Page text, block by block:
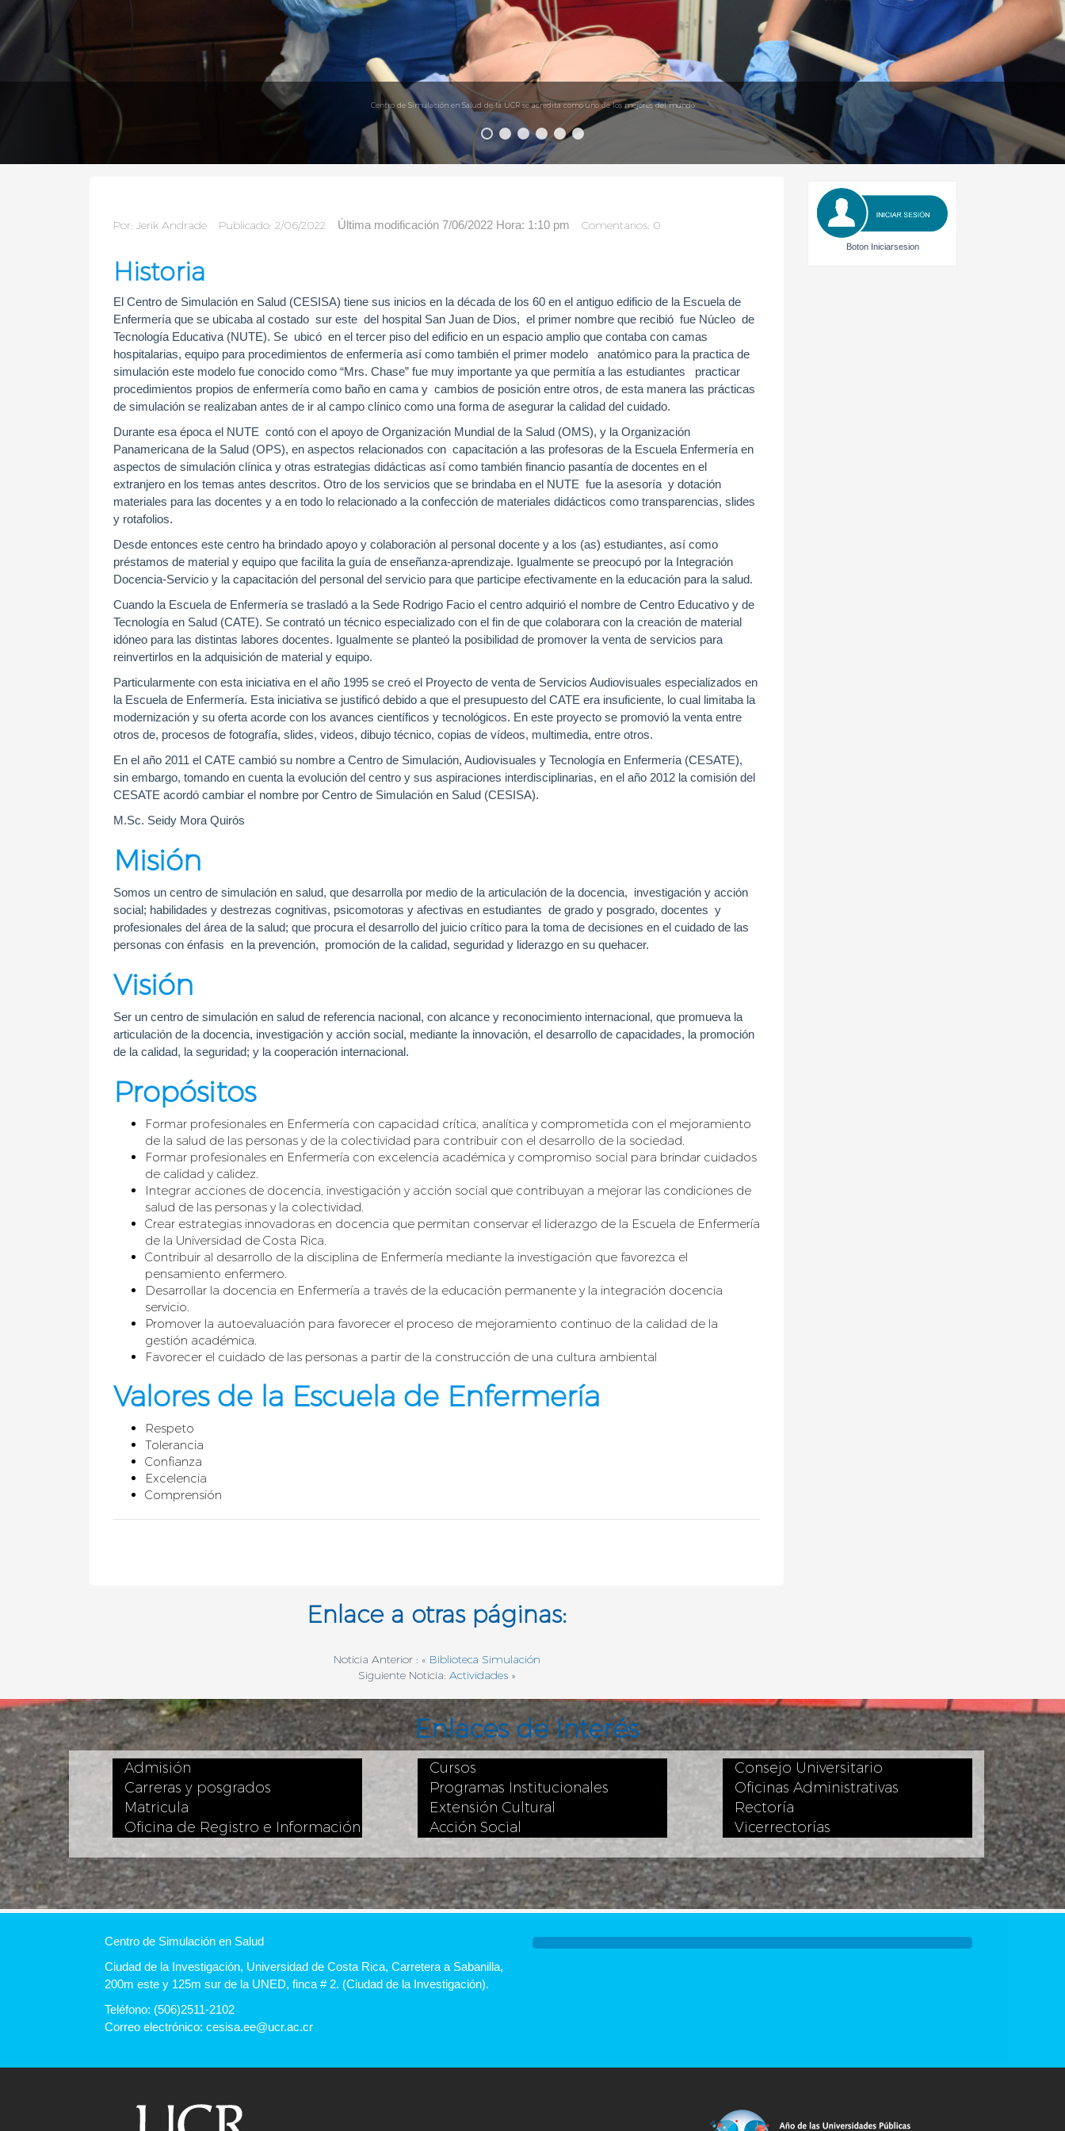
Centro de Simulación en Salud de la UCR se acredita como uno de los mejores del mundo
Por:Jerik Andrade Publicado: 2/06/2022 Última modificación 7/06/2022 Hora: 1:10 pm Comentarios: 0
Historia
El Centro de Simulación en Salud (CESISA) tiene sus inicios en la década de los 60 en el antiguo edificio de la Escuela de
Enfermería que se ubicaba al costado sur este del hospital San Juan de Dios, el primer nombre que recibió fue Núcleo de
Tecnología Educativa (NUTE). Se ubicó en el tercer piso del edificio en un espacio amplio que contaba con camas
hospitalarias, equipo para procedimientos de enfermería así como también el primer modelo anatómico para la practica de
simulación este modelo fue conocido como “Mrs. Chase” fue muy importante ya que permitía a las estudiantes practicar
procedimientos propios de enfermería como baño en cama y cambios de posición entre otros, de esta manera las prácticas
de simulación se realizaban antes de ir al campo clínico como una forma de asegurar la calidad del cuidado.
Durante esa época el NUTE contó con el apoyo de Organización Mundial de la Salud (OMS), y la Organización
Panamericana de la Salud (OPS), en aspectos relacionados con capacitación a las profesoras de la Escuela Enfermería en
aspectos de simulación clínica y otras estrategias didácticas así como también financio pasantía de docentes en el
extranjero en los temas antes descritos. Otro de los servicios que se brindaba en el NUTE fue la asesoría y dotación
materiales para las docentes y a en todo lo relacionado a la confección de materiales didácticos como transparencias, slides
y rotafolios.
Desde entonces este centro ha brindado apoyo y colaboración al personal docente y a los (as) estudiantes, así como
préstamos de material y equipo que facilita la guía de enseñanza-aprendizaje. Igualmente se preocupó por la Integración
Docencia-Servicio y la capacitación del personal del servicio para que participe efectivamente en la educación para la salud.
Cuando la Escuela de Enfermería se trasladó a la Sede Rodrigo Facio el centro adquirió el nombre de Centro Educativo y de
Tecnología en Salud (CATE). Se contrató un técnico especializado con el fin de que colaborara con la creación de material
idóneo para las distintas labores docentes. Igualmente se planteó la posibilidad de promover la venta de servicios para
reinvertirlos en la adquisición de material y equipo.
Particularmente con esta iniciativa en el año 1995 se creó el Proyecto de venta de Servicios Audiovisuales especializados en
la Escuela de Enfermería. Esta iniciativa se justificó debido a que el presupuesto del CATE era insuficiente, lo cual limitaba la
modernización y su oferta acorde con los avances científicos y tecnológicos. En este proyecto se promovió la venta entre
otros de, procesos de fotografía, slides, videos, dibujo técnico, copias de vídeos, multimedia, entre otros.
En el año 2011 el CATE cambió su nombre a Centro de Simulación, Audiovisuales y Tecnología en Enfermería (CESATE),
sin embargo, tomando en cuenta la evolución del centro y sus aspiraciones interdisciplinarias, en el año 2012 la comisión del
CESATE acordó cambiar el nombre por Centro de Simulación en Salud (CESISA).
M.Sc. Seidy Mora Quirós
Misión
Somos un centro de simulación en salud, que desarrolla por medio de la articulación de la docencia, investigación y acción
social; habilidades y destrezas cognitivas, psicomotoras y afectivas en estudiantes de grado y posgrado, docentes y
profesionales del área de la salud; que procura el desarrollo del juicio crítico para la toma de decisiones en el cuidado de las
personas con énfasis en la prevención, promoción de la calidad, seguridad y liderazgo en su quehacer.
Visión
Ser un centro de simulación en salud de referencia nacional, con alcance y reconocimiento internacional, que promueva la
articulación de la docencia, investigación y acción social, mediante la innovación, el desarrollo de capacidades, la promoción
de la calidad, la seguridad; y la cooperación internacional.
Propósitos
Formar profesionales en Enfermería con capacidad crítica, analítica y comprometida con el mejoramiento
de la salud de las personas y de la colectividad para contribuir con el desarrollo de la sociedad.
Formar profesionales en Enfermería con excelencia académica y compromiso social para brindar cuidados
de calidad y calidez.
Integrar acciones de docencia, investigación y acción social que contribuyan a mejorar las condiciones de
salud de las personas y la colectividad.
Crear estrategias innovadoras en docencia que permitan conservar el liderazgo de la Escuela de Enfermería
de la Universidad de Costa Rica.
Contribuir al desarrollo de la disciplina de Enfermería mediante la investigación que favorezca el
pensamiento enfermero.
Desarrollar la docencia en Enfermería a través de la educación permanente y la integración docencia
servicio.
Promover la autoevaluación para favorecer el proceso de mejoramiento continuo de la calidad de la
gestión académica.
Favorecer el cuidado de las personas a partir de la construcción de una cultura ambiental
Valores de la Escuela de Enfermería
Respeto
Tolerancia
Confianza
Excelencia
Comprensión
Enlace a otras páginas:
Noticia Anterior : « Biblioteca Simulación
Siguiente Noticia: Actividades»
Boton Iniciarsesion
Enlaces de Interés
Admisión
Carreras y posgrados
Matricula
Oficina de Registro e Información
Cursos
Programas Institucionales
Extensión Cultural
Acción Social
Consejo Universitario
Oficinas Administrativas
Rectoría
Vicerrectorías
Centro de Simulación en Salud
Ciudad de la Investigación, Universidad de Costa Rica, Carretera a Sabanilla,
200m este y 125m sur de la UNED, finca # 2. (Ciudad de la Investigación).
Teléfono: (506)2511-2102
Correo electrónico: cesisa.ee@ucr.ac.cr